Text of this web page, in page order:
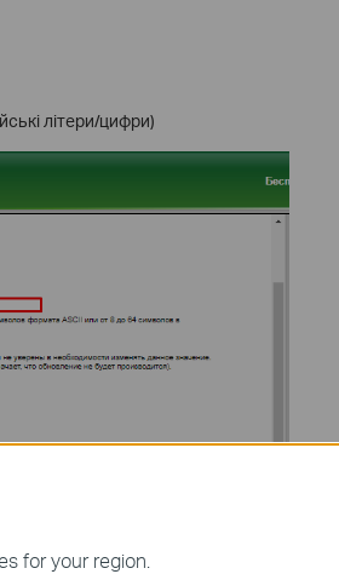
літери/цифри)
for your region.